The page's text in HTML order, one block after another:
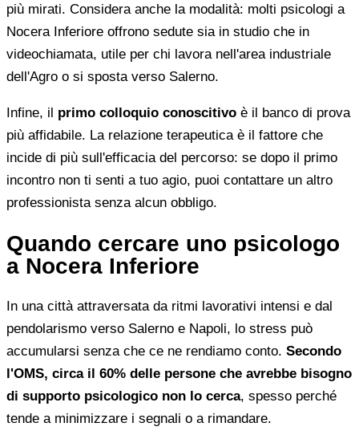
più mirati. Considera anche la modalità: molti psicologi a
Nocera Inferiore offrono sedute sia in studio che in
videochiamata, utile per chi lavora nell'area industriale
dell'Agro o si sposta verso Salerno.
Infine, il primo colloquio conoscitivo è il banco di prova
più affidabile. La relazione terapeutica è il fattore che
incide di più sull'efficacia del percorso: se dopo il primo
incontro non ti senti a tuo agio, puoi contattare un altro
professionista senza alcun obbligo.
Quando cercare uno psicologo
a Nocera Inferiore
In una città attraversata da ritmi lavorativi intensi e dal
pendolarismo verso Salerno e Napoli, lo stress può
accumularsi senza che ce ne rendiamo conto. Secondo
l'OMS, circa il 60% delle persone che avrebbe bisogno
di supporto psicologico non lo cerca, spesso perché
tende a minimizzare i segnali o a rimandare.